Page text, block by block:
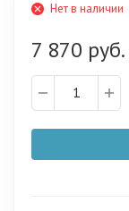
Нет в наличии
7 870 руб.